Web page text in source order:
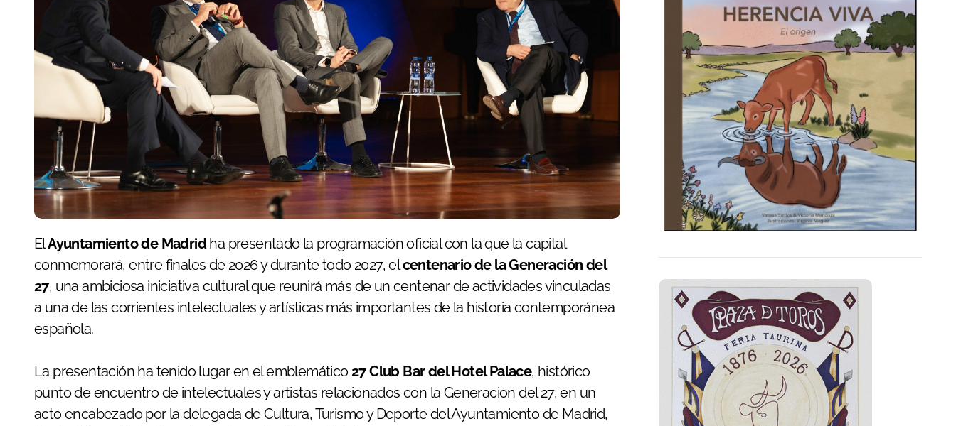
ElAyuntamiento de Madridha presentado la programación oficial con la que la capital
conmemorará, entre finales de 2026 y durante todo 2027, elcentenario de la Generación del
27, una ambiciosa iniciativa cultural que reunirá más de un centenar de actividades vinculadas
a una de las corrientes intelectuales y artísticas más importantes de la historia contemporánea
española.
La presentación ha tenido lugar en el emblemático27 Club Bar del Hotel Palace, histórico
punto de encuentro de intelectuales y artistas relacionados con la Generación del 27, en un
acto encabezado por la delegada de Cultura, Turismo y Deporte del Ayuntamiento de Madrid,